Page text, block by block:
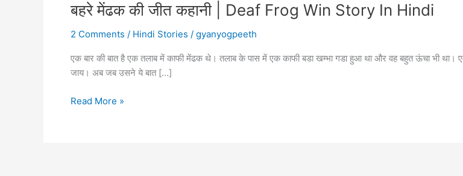
बहरे मेंढक की जीत कहानी | Deaf Frog Win Story In Hindi
2 Comments / Hindi Stories / gyanyogpeeth
एक बार की बात है एक तलाब में काफी मेंढक थे। तलाब के पास में एक काफी बडा खम्भा गडा हुआ था और वह बहुत ऊंचा भी
जाय। अब जब उसने ये बात […]
बहरे
Read More »